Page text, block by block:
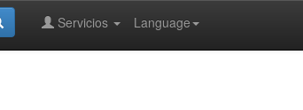
Language
Servicios